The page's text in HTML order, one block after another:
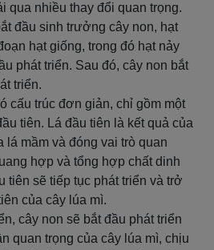
qua nhiều thay đổi quan trọng.
đầu sinh trưởng cây non, hạt
hạt giống, trong đó hạt nảy
phát triển. Sau đó, cây non bắt
triển.
cấu trúc đơn giản, chỉ gồm một
tiên. Lá đầu tiên là kết quả của
lá mầm và đóng vai trò quan
hợp và tổng hợp chất dinh
tiên sẽ tiếp tục phát triển và trở
của cây lúa mì.
cây non sẽ bắt đầu phát triển
quan trọng của cây lúa mì, chịu